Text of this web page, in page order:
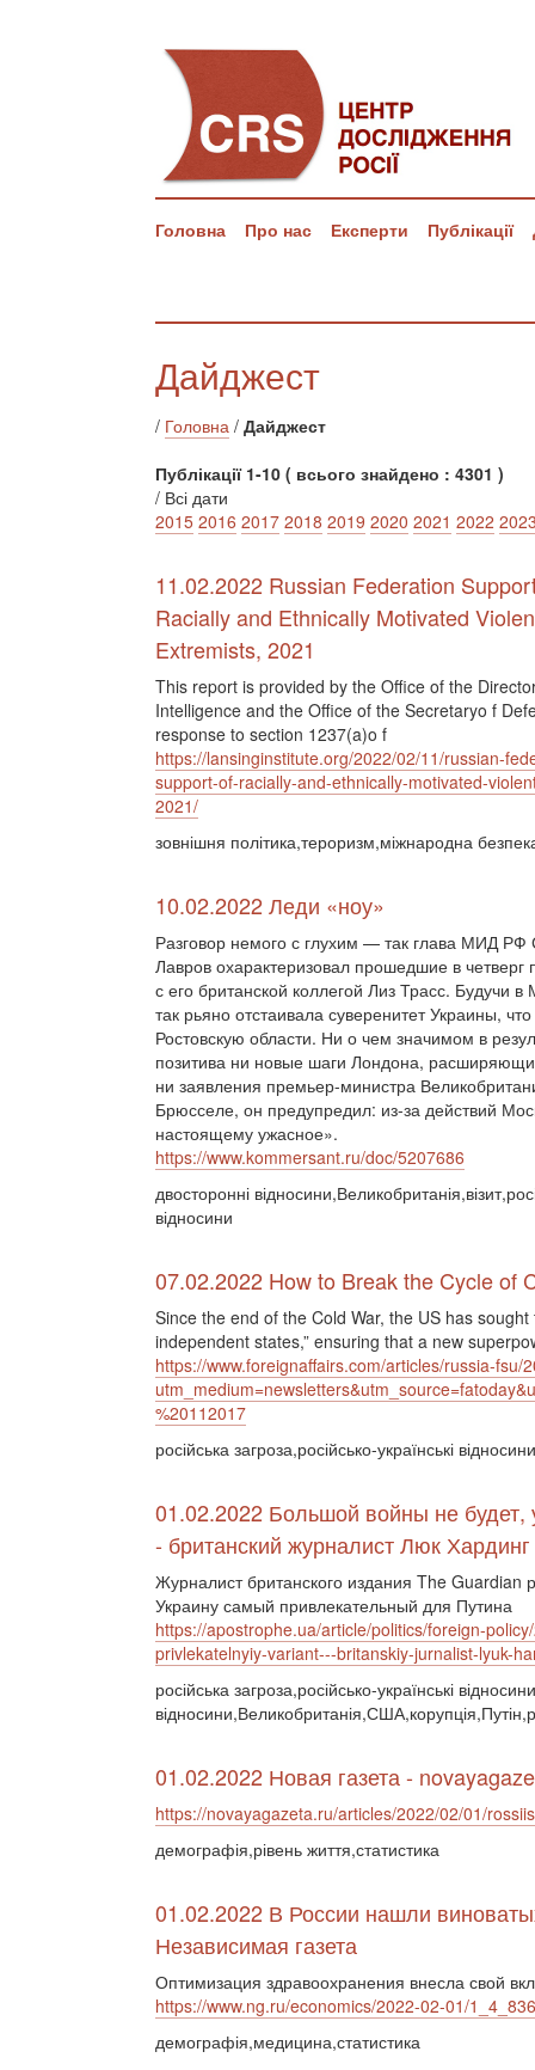
Головна Про нас Експерти Публікації
Дайджест
/ Головна / Дайджест
Публікації 1-10 ( всього знайдено : 4301 )
/ Всі дати
2015 2016 2017 2018 2019 2020 2021 2022
11.02.2022 Russian Federation
Racially and Ethnically Motivated
Extremists, 2021
This report is provided by the Office of the
Intelligence and the Office of the Secretaryo f
response to section 1237(a)o f
https://lansinginstitute.org/2022/02/11/russian-
support-of-racially-and-ethnically-motivated-
2021/
зовнішня політика,тероризм,міжнародна
10.02.2022 Леди «ноу»
Разговор немого с глухим — так глава МИД РФ
Лавров охарактеризовал прошедшие в четверг
с его британской коллегой Лиз Трасс. Будучи в
так рьяно отстаивала суверенитет Украины,
Ростовскую области. Ни о чем значимом в
позитива ни новые шаги Лондона,
ни заявления премьер-министра
Брюсселе, он предупредил: из-за действий
настоящему ужасное».
https://www.kommersant.ru/doc/5207686
двосторонні
відносини
07.02.2022 How to Break the Cycle of
Since the end of the Cold War, the US has
independent states,” ensuring that a new
https://www.foreignaffairs.com/articles/russia-
%20112017
російська загроза,російсько-українські
01.02.2022 Большой войны не будет,
- британский журналист Люк Хардинг
Журналист британского издания The Guardian
Украину самый привлекательный для Путина
https://apostrophe.ua/article/politics/foreign-
privlekatelnyiy-variant---britanskiy-jurnalist-lyuk-
російська загроза,російсько-українські
01.02.2022 Новая газета -
https://novayagazeta.ru/articles/2022/02/01/
демографія,рівень життя,статистика
01.02.2022 В России нашли
Независимая газета
Оптимизация здравоохранения внесла свой
https://www.ng.ru/economics/2022-02-01/
демографія,медицина,статистика